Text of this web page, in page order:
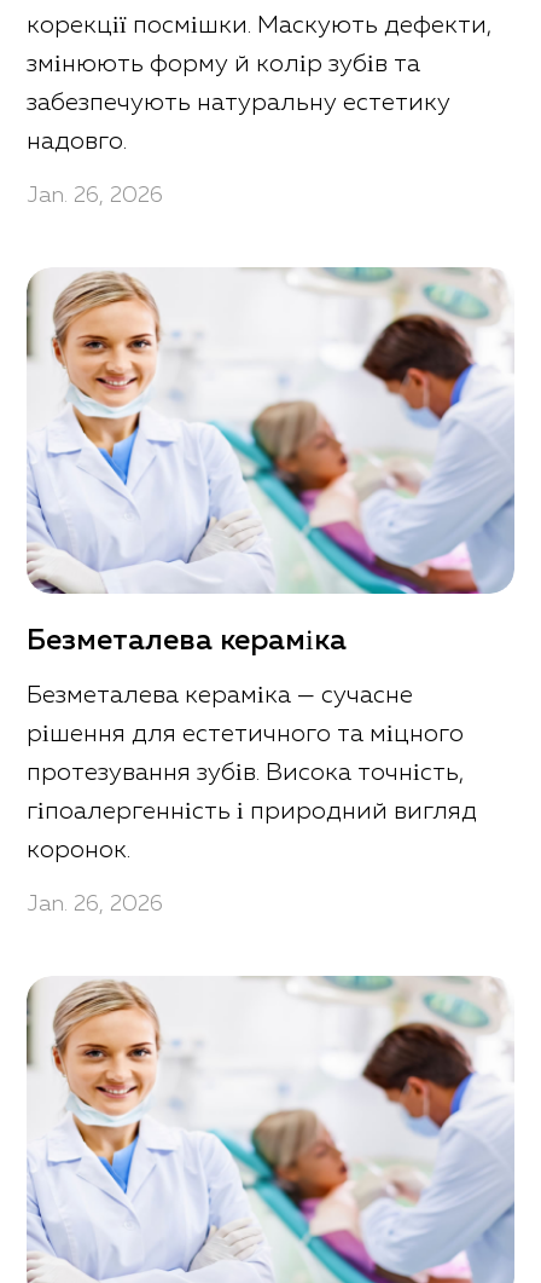
корекції посмішки. Маскують дефекти,
змінюють форму й колір зубів та
забезпечують натуральну естетику
надовго.
Jan. 26, 2026
Безметалева кераміка
Безметалева кераміка — сучасне
рішення для естетичного та міцного
протезування зубів. Висока точність,
гіпоалергенність і природний вигляд
коронок.
Jan. 26, 2026